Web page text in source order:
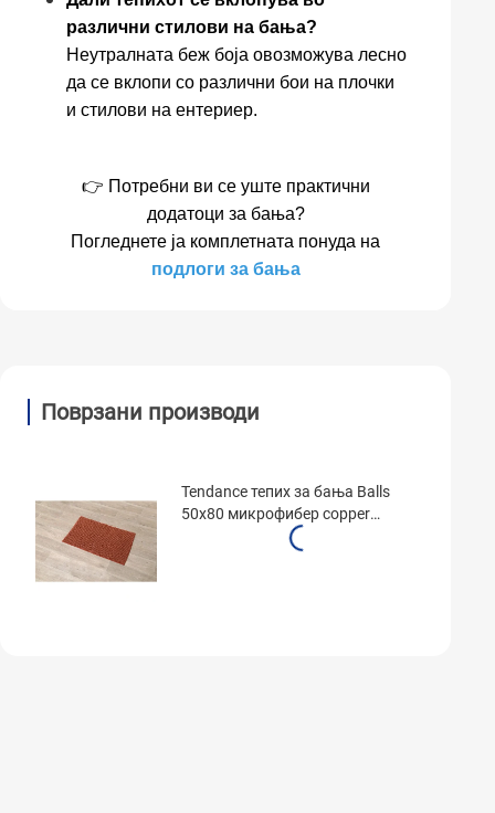
различни стилови на бања?
Неутралната беж боја овозможува лесно
да се вклопи со различни бои на плочки
и стилови на ентериер.
👉 Потребни ви се уште практични
додатоци за бања?
Погледнете ја комплетната понуда на
подлоги за бања
Поврзани производи
Tendance тепих за бања Balls
50x80 микрофибер copper